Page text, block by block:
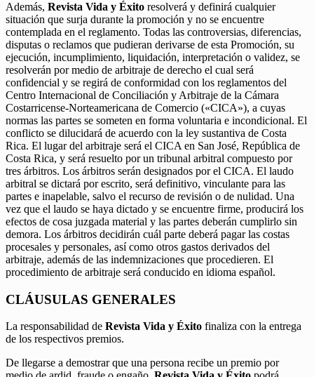
Además, Revista Vida y Éxito resolverá y definirá cualquier
situación que surja durante la promoción y no se encuentre
contemplada en el reglamento. Todas las controversias, diferencias,
disputas o reclamos que pudieran derivarse de esta Promoción, su
ejecución, incumplimiento, liquidación, interpretación o validez, se
resolverán por medio de arbitraje de derecho el cual será
confidencial y se regirá de conformidad con los reglamentos del
Centro Internacional de Conciliación y Arbitraje de la Cámara
Costarricense-Norteamericana de Comercio («CICA»), a cuyas
normas las partes se someten en forma voluntaria e incondicional. El
conflicto se dilucidará de acuerdo con la ley sustantiva de Costa
Rica. El lugar del arbitraje será el CICA en San José, República de
Costa Rica, y será resuelto por un tribunal arbitral compuesto por
tres árbitros. Los árbitros serán designados por el CICA. El laudo
arbitral se dictará por escrito, será definitivo, vinculante para las
partes e inapelable, salvo el recurso de revisión o de nulidad. Una
vez que el laudo se haya dictado y se encuentre firme, producirá los
efectos de cosa juzgada material y las partes deberán cumplirlo sin
demora. Los árbitros decidirán cuál parte deberá pagar las costas
procesales y personales, así como otros gastos derivados del
arbitraje, además de las indemnizaciones que procedieren. El
procedimiento de arbitraje será conducido en idioma español.
CLÁUSULAS GENERALES
La responsabilidad de Revista Vida y Éxito finaliza con la entrega
de los respectivos premios.
De llegarse a demostrar que una persona recibe un premio por